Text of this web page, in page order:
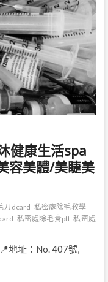
健康生活spa
容美體/美睫美
刀dcard 私密處除毛教學
私密處除毛膏ptt 私密處
地址：No. 407號,